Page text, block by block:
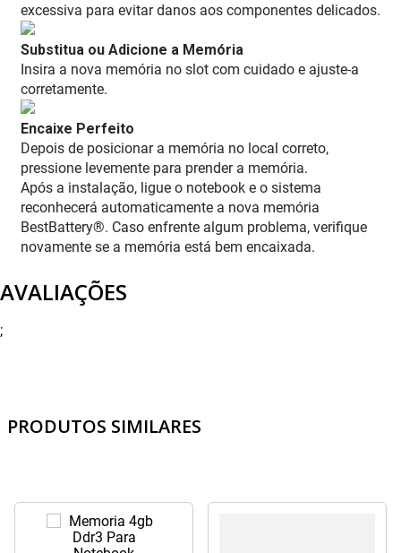
excessiva para evitar danos aos componentes delicados.
Substitua ou Adicione a Memória
Insira a nova memória no slot com cuidado e ajuste-a
corretamente.
Encaixe Perfeito
Depois de posicionar a memória no local correto,
pressione levemente para prender a memória.
Após a instalação, ligue o notebook e o sistema
reconhecerá automaticamente a nova memória
BestBattery®. Caso enfrente algum problema, verifique
novamente se a memória está bem encaixada.
AVALIAÇÕES
;
PRODUTOS SIMILARES